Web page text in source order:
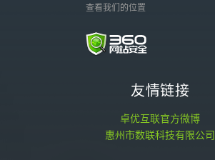
查看我们的位置
友情链接
卓优互联官方微博
惠州市数联科技有限公司